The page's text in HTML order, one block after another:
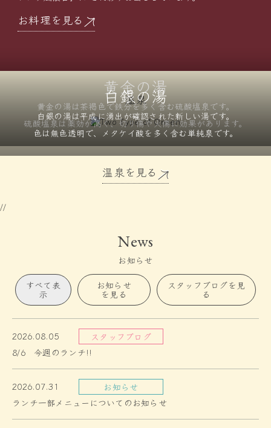
お料理を見る
温泉
黄金の湯
黄金の湯は茶褐色で鉄分を多く含む硫酸塩泉です。
硫酸塩泉は薬効が高く、切り傷や火傷に効果があります。
白銀の湯
白銀の湯は平成に湧出が確認された新しい湯です。
色は無色透明で、メタケイ酸を 多く含む単純泉です。
温泉を見る
//
News
お知らせ
すべて表
示
お知らせ
を見る
スタッフブログを見
る
2026.08.05
スタッフブログ
8/6 今週のランチ!!
2026.07.31
お知らせ
ランチ一部メニューについてのお知らせ